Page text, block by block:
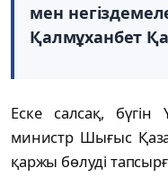
мен
Қалмұханбет
Еске салсақ,
министр Шығыс
қаржы бөлудi